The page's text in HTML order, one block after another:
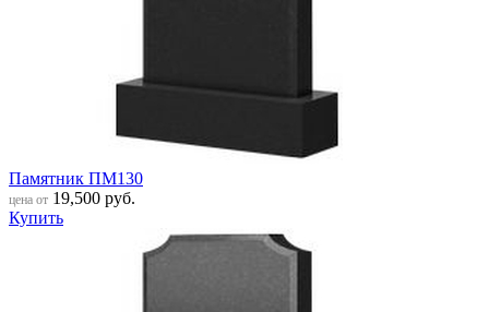
Памятник ПМ130
цена от 19,500 руб.
Купить